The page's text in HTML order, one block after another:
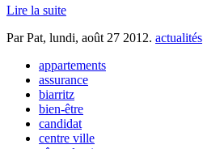
Lire la suite
Par Pat, lundi, août 27 2012. actualités
appartements
assurance
biarritz
bien-être
candidat
centre ville